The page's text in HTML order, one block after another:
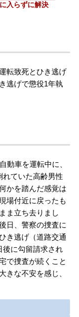
入らずに解決
転致死とひき逃げ
逃げで懲役1年執
動車を運転中に、
れていた高齢男性
かを踏んだ感覚は
場付近に戻ったも
ま立ち去りまし
日、警察の捜査に
き逃げ（道路交通
後に勾留請求され
で捜査が続くこと
きな不安を感じ、